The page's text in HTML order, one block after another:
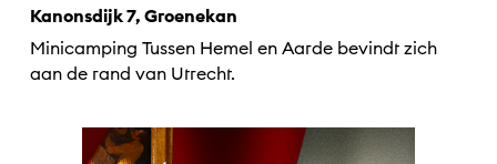
Kanonsdijk 7, Groenekan
Minicamping Tussen Hemel en Aarde bevindt zich
aan de rand van Utrecht.